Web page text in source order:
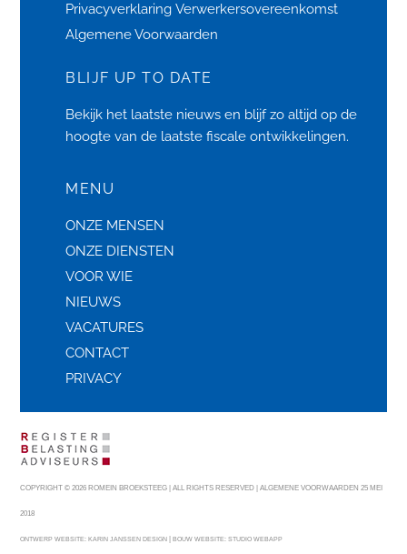
Privacyverklaring Verwerkersovereenkomst
Algemene Voorwaarden
BLIJF UP TO DATE
Bekijk het laatste nieuws en blijf zo altijd op de
hoogte van de laatste fiscale ontwikkelingen.
MENU
ONZE MENSEN
ONZE DIENSTEN
VOOR WIE
NIEUWS
VACATURES
CONTACT
PRIVACY
COPYRIGHT © 2026 ROMEIN BROEKSTEEG | ALL RIGHTS RESERVED |ALGEMENE VOORWAARDEN 25 MEI
2018
ONTWERP WEBSITE:KARIN JANSSEN DESIGN |BOUW WEBSITE:STUDIO WEBAPP